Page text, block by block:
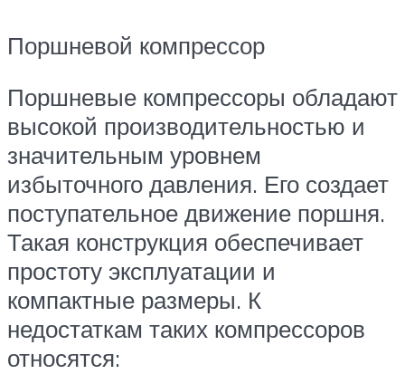
Поршневой компрессор
Поршневые компрессоры обладают
высокой производительностью и
значительным уровнем
избыточного давления. Его создает
поступательное движение поршня.
Такая конструкция обеспечивает
простоту эксплуатации и
компактные размеры. К
недостаткам таких компрессоров
относятся: